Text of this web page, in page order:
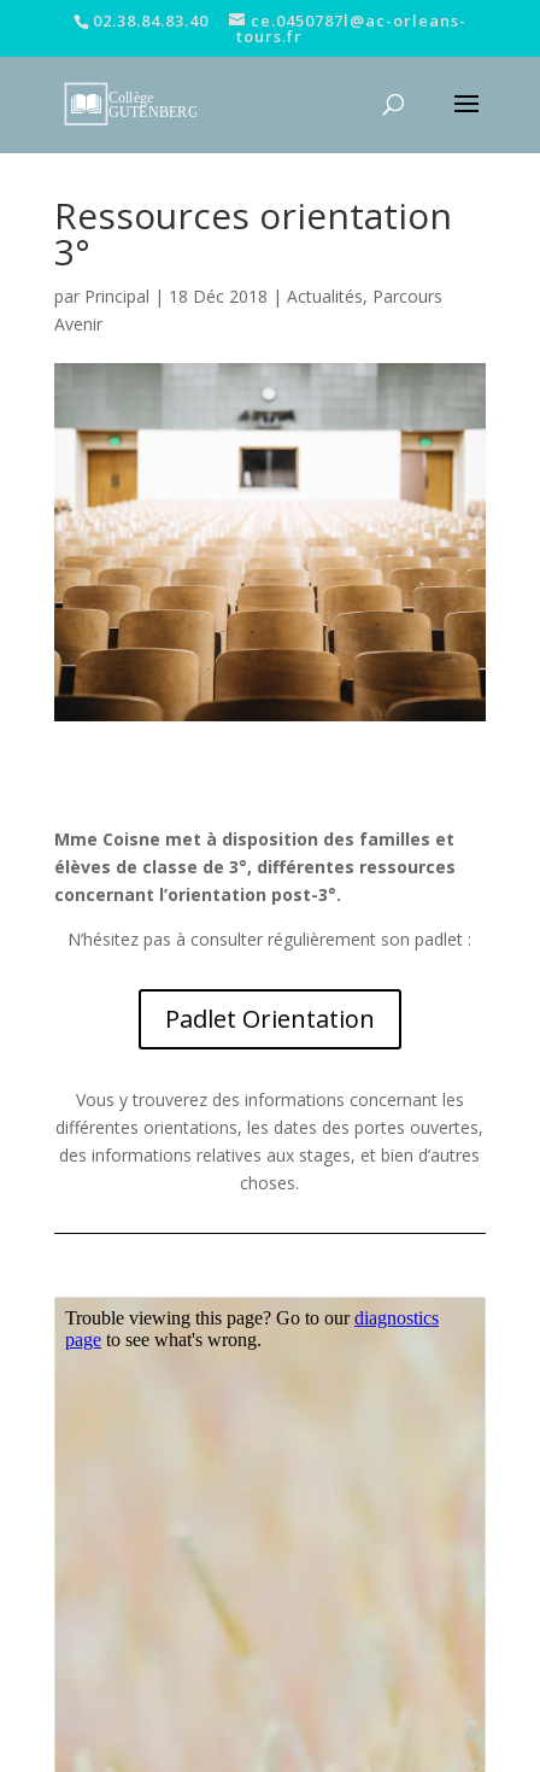
02.38.84.83.40 ce.0450787l@ac-orleans-
tours.fr
Ressources orientation
3°
par Principal | 18 Déc 2018 | Actualités, Parcours
Avenir
Mme Coisne met à disposition des familles et
élèves de classe de 3°, différentes ressources
concernant l’orientation post-3°.
N’hésitez pas à consulter régulièrement son padlet :
Padlet Orientation
Vous y trouverez des informations concernant les
différentes orientations, les dates des portes ouvertes,
des informations relatives aux stages, et bien d’autres
choses.